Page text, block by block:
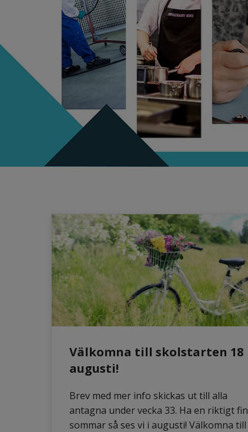
Välkomna till skolstarten 18
augusti!
Brev med mer info skickas ut till alla
antagna under vecka 33. Ha en riktigt fin
sommar så ses vi i augusti! Välkomna till